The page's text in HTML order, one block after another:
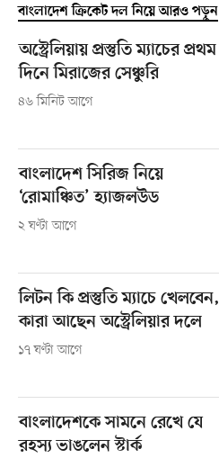
বাংলাদেশ ক্রিকেট দল নিয়ে আরও পড়ুন
অস্ট্রেলিয়ায় প্রস্তুতি ম্যাচের প্রথম
দিনে মিরাজের সেঞ্চুরি
৪৬ মিনিট আগে
বাংলাদেশ সিরিজ নিয়ে
‘রোমাঞ্চিত’ হ্যাজলউড
২ ঘণ্টা আগে
লিটন কি প্রস্তুতি ম্যাচে খেলবেন,
কারা আছেন অস্ট্রেলিয়ার দলে
১৭ ঘণ্টা আগে
বাংলাদেশকে সামনে রেখে যে
রহস্য ভাঙলেন স্টার্ক